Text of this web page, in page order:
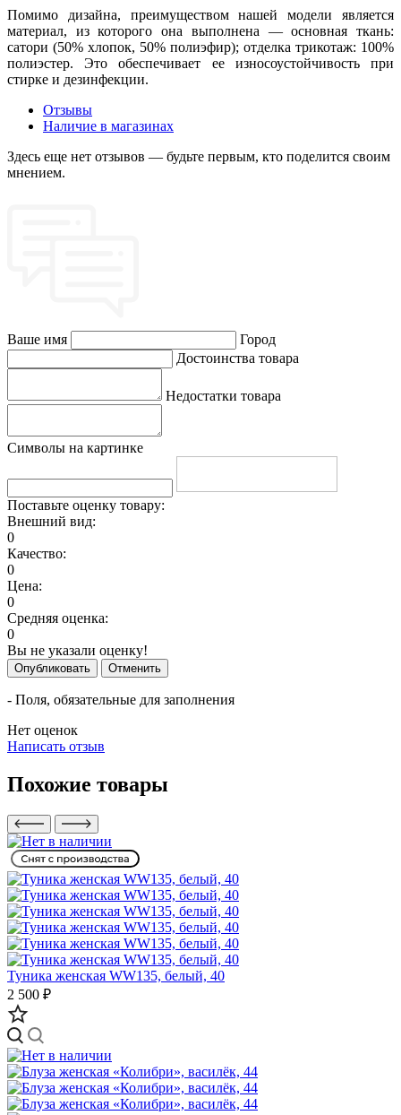
Помимо дизайна, преимуществом нашей модели является
материал, из которого она выполнена — основная ткань:
сатори (50% хлопок, 50% полиэфир); отделка трикотаж: 100%
полиэстер. Это обеспечивает ее износоустойчивость при
стирке и дезинфекции.
Отзывы
Наличие в магазинах
Здесь еще нет отзывов — будьте первым, кто поделится своим
мнением.
Ваше имя
Город
Достоинства товара
Недостатки товара
Символы на картинке
Поставьте оценку товару:
Внешний вид:
0
Качество:
0
Цена:
0
Средняя оценка:
0
Вы не указали оценку!
Опубликовать Отменить
- Поля, обязательные для заполнения
Нет оценок
Написать отзыв
Похожие товары
Туника женская WW135, белый, 40
2 500 ₽